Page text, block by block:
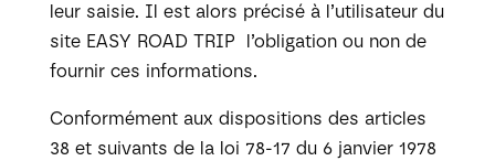
leur saisie. Il est alors précisé à l’utilisateur du
site EASY ROAD TRIP l’obligation ou non de
fournir ces informations.
Conformément aux dispositions des articles
38 et suivants de la loi 78-17 du 6 janvier 1978